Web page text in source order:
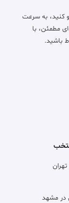
کنید، به سرعت
مطمئن، با
باشید.
در مشهد